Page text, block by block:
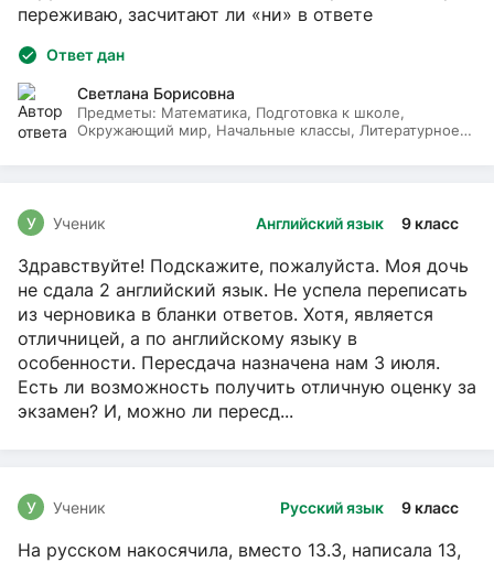
переживаю, засчитают ли «ни» в ответе
Ответ дан
Светлана Борисовна
Предметы: Математика, Подготовка к школе,
Окружающий мир, Начальные классы, Литературное
Английский язык 9 класс
У Ученик
Здравствуйте! Подскажите, пожалуйста. Моя дочь
не сдала 2 английский язык. Не успела переписать
из черновика в бланки ответов. Хотя, является
отличницей, а по английскому языку в
особенности. Пересдача назначена нам 3 июля.
Есть ли возможность получить отличную оценку за
экзамен? И, можно ли пересд...
Русский язык 9 класс
У Ученик
На русском накосячила, вместо 13.3, написала 13,